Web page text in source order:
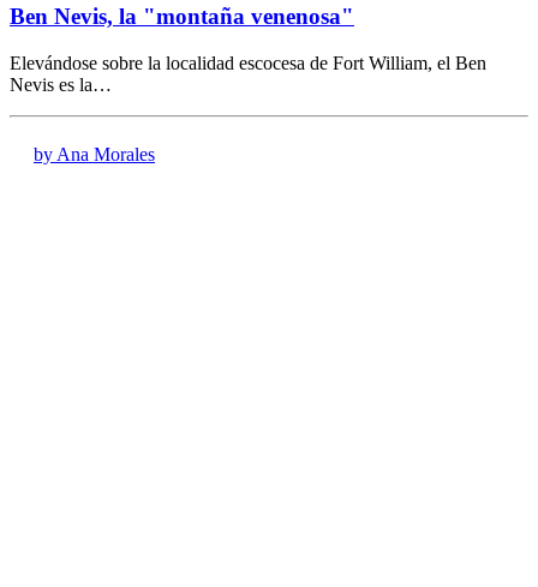
Ben Nevis, la "montaña venenosa"
Elevándose sobre la localidad escocesa de Fort William, el Ben
Nevis es la…
by Ana Morales